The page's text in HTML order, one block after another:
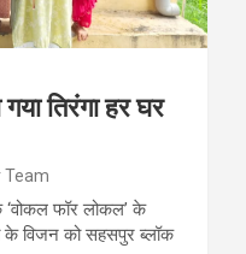
तिरंगा हर घर
Team
‘वोकल फॉर लोकल’ के
के विजन को सहसपुर ब्लॉक